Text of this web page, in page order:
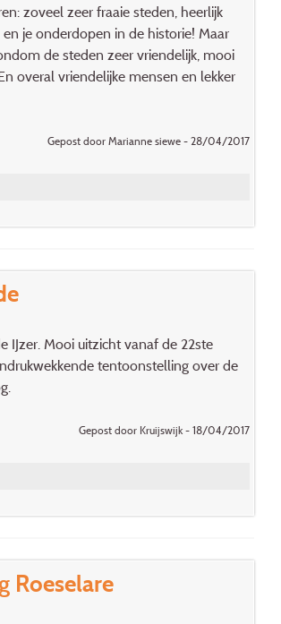
zoveel zeer fraaie steden, heerlijk
je onderdopen in de historie! Maar
de steden zeer vriendelijk, mooi
overal vriendelijke mensen en lekker
Gepost door Marianne siewe - 28/04/2017
IJzer. Mooi uitzicht vanaf de 22ste
tentoonstelling over de
Gepost door Kruijswijk - 18/04/2017
Roeselare